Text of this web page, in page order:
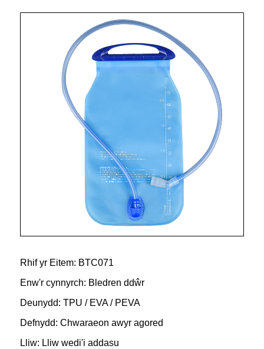
Rhif yr Eitem: BTC071
Enw'r cynnyrch: Bledren ddŵr
Deunydd: TPU / EVA / PEVA
Defnydd: Chwaraeon awyr agored
Lliw: Lliw wedi'i addasu